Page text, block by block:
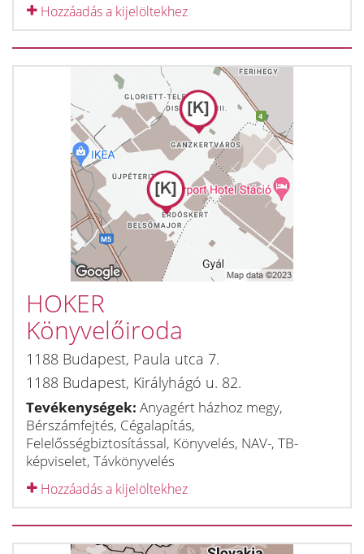
Hozzáadás a kijelöltekhez
HOKER
Könyvelőiroda
1188 Budapest, Paula utca 7.
1188 Budapest, Királyhágó u. 82.
Tevékenységek: Anyagért házhoz megy,
Bérszámfejtés, Cégalapítás,
Felelősségbiztosítással, Könyvelés, NAV-, TB-
képviselet, Távkönyvelés
Hozzáadás a kijelöltekhez